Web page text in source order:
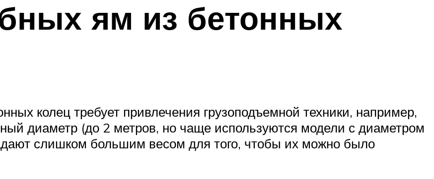
ям из бетонных
колец требует привлечения грузоподъемной техники, например,
диаметр (до 2 метров, но чаще используются модели с диаметром
слишком большим весом для того, чтобы их можно было